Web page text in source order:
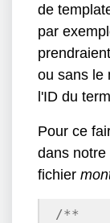
de
par
ou sans le
l'ID du
Pour ce
dans notre
fichier
/**